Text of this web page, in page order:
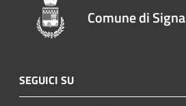
Comune di Signa
SEGUICI SU